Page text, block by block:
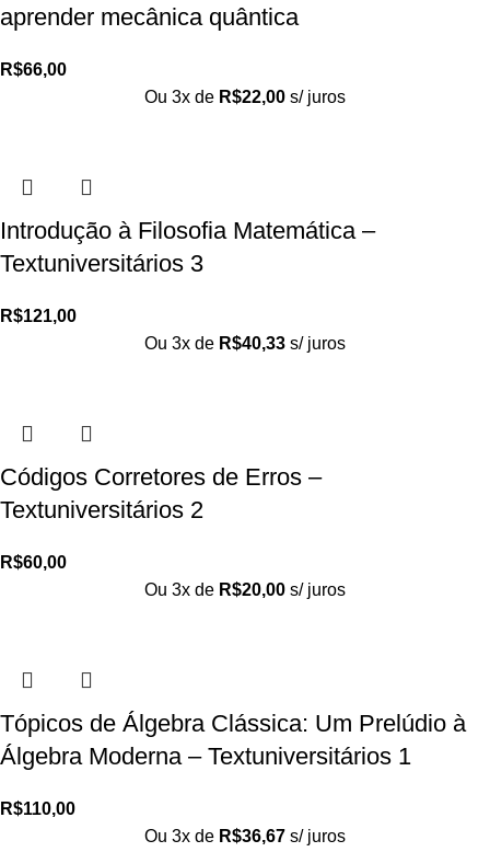
aprender mecânica quântica
R$66,00
Ou 3x de R$22,00 s/ juros
Introdução à Filosofia Matemática –
Textuniversitários 3
R$121,00
Ou 3x de R$40,33 s/ juros
Códigos Corretores de Erros –
Textuniversitários 2
R$60,00
Ou 3x de R$20,00 s/ juros
Tópicos de Álgebra Clássica: Um Prelúdio à
Álgebra Moderna – Textuniversitários 1
R$110,00
Ou 3x de R$36,67 s/ juros